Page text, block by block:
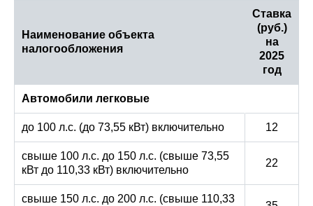
Наименование объекта
налогообложения
Ставка
(руб.)
на
2025
год
Автомобили легковые
до 100 л.с. (до 73,55 кВт) включительно 12
свыше 100 л.с. до 150 л.с. (свыше 73,55
кВт до 110,33 кВт) включительно
22
свыше 150 л.с. до 200 л.с. (свыше 110,33